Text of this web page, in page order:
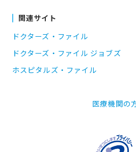
関連サイト
ドクターズ・ファイル
ドクターズ・ファイル ジョブズ
ホスピタルズ・ファイル
医療機関の